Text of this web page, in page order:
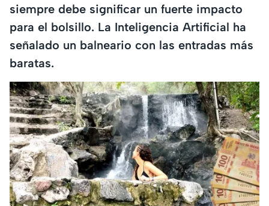
siempre debe significar un fuerte impacto
para el bolsillo. La Inteligencia Artificial ha
señalado un balneario con las entradas más
baratas.